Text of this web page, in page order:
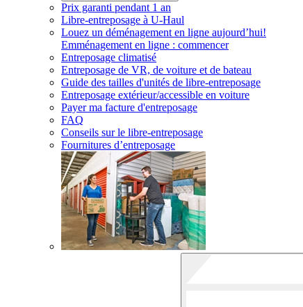
Prix garanti pendant 1 an
Libre-entreposage à U-Haul
Louez un déménagement en ligne aujourd’hui!
Emménagement en ligne : commencer
Entreposage climatisé
Entreposage de VR, de voiture et de bateau
Guide des tailles d'unités de libre-entreposage
Entreposage extérieur/accessible en voiture
Payer ma facture d'entreposage
FAQ
Conseils sur le libre-entreposage
Fournitures d’entreposage